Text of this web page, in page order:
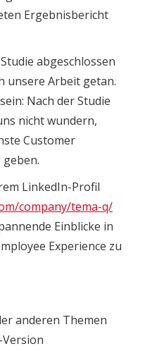
Ergebnisbericht
abgeschlossen
unsere Arbeit getan.
Nach der Studie
nicht wundern,
Customer
LinkedIn-Profil
company/tema-q/
Einblicke in
Experience zu
anderen Themen